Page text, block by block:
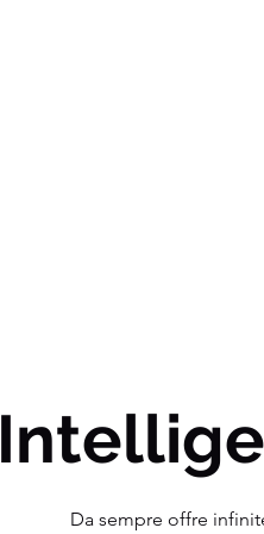
Da sempre offre